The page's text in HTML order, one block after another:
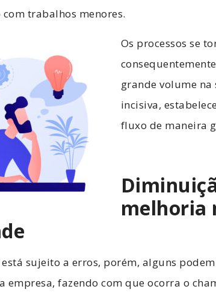
trabalhos menores.
Os processos se
grande volume
incisiva,
fluxo de maneira
melhoria
sujeito a erros, porém, alguns
empresa, fazendo com que ocorra o